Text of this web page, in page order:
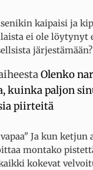
kaipaisi ja
ei ole löytynyt
järjestämään?
Olenko
kuinka paljon
piirteitä
vapaa" Ja kun
montako
kokevat